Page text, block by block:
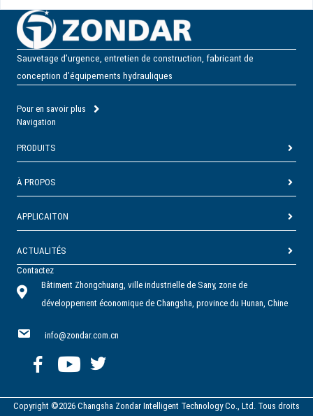
Sauvetage d’urgence, entretien de construction, fabricant de
conception d’équipements hydrauliques
Pour en savoir plus
Navigation
PRODUITS
À PROPOS
APPLICAITON
ACTUALITÉS
Contactez
Bâtiment Zhongchuang, ville industrielle de Sany, zone de
développement économique de Changsha, province du Hunan, Chine
info@zondar.com.cn
Copyright ©2026 Changsha Zondar Intelligent Technology Co., Ltd. Tous droits